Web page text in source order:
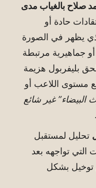
صلاح بالغياب مدى
حادة أو
يظهر في الصورة
جماهيرية مرتبطة
بليفربول هزيمة
مستوى اللاعب أو
غير شائع
.
تحليل لمستقبل
التي تواجهه بعد
توخيل بشكل